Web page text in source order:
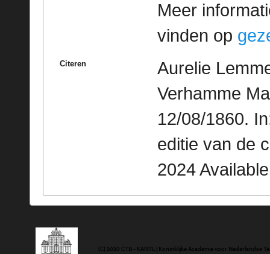
Meer
vinden op
Citeren
Aurelie
Verhamme
12/08/1860.
editie van de
2024
(C) 2020 CTB - KANTL | Koninklijke Academie voor Nederlandse